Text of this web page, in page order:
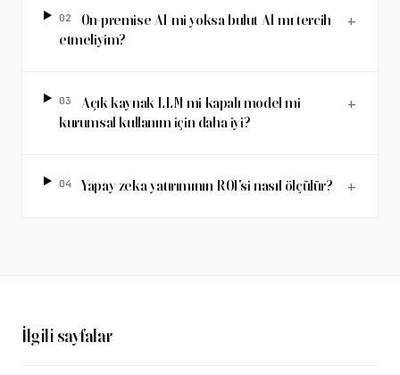
02
On-premise AI mi yoksa bulut AI mı tercih
etmeliyim?
+
03
Açık kaynak LLM mi kapalı model mi
kurumsal kullanım için daha iyi?
+
04 Yapay zeka yatırımının ROI'si nasıl ölçülür? +
İlgili sayfalar